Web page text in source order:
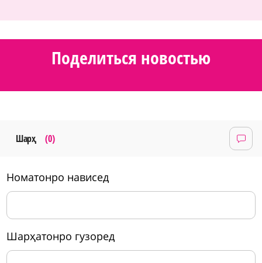
Поделиться новостью
Шарҳ (0)
номатонро нависед
шарҳатонро гузоред